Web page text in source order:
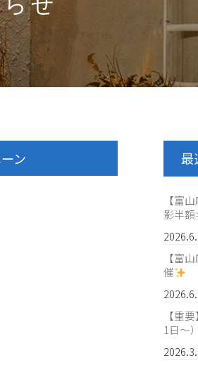
ン 最
【富
影半
【富
催
【重
1日〜）